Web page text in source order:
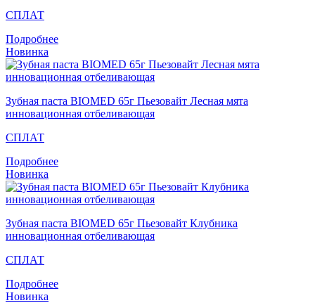
СПЛАТ
Подробнее
Новинка
Зубная паста BIOMED 65г Пьезовайт Лесная мята
инновационная отбеливающая
СПЛАТ
Подробнее
Новинка
Зубная паста BIOMED 65г Пьезовайт Клубника
инновационная отбеливающая
СПЛАТ
Подробнее
Новинка